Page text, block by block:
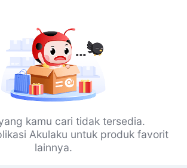
kamu cari tidak tersedia.
Akulaku untuk produk favorit
lainnya.